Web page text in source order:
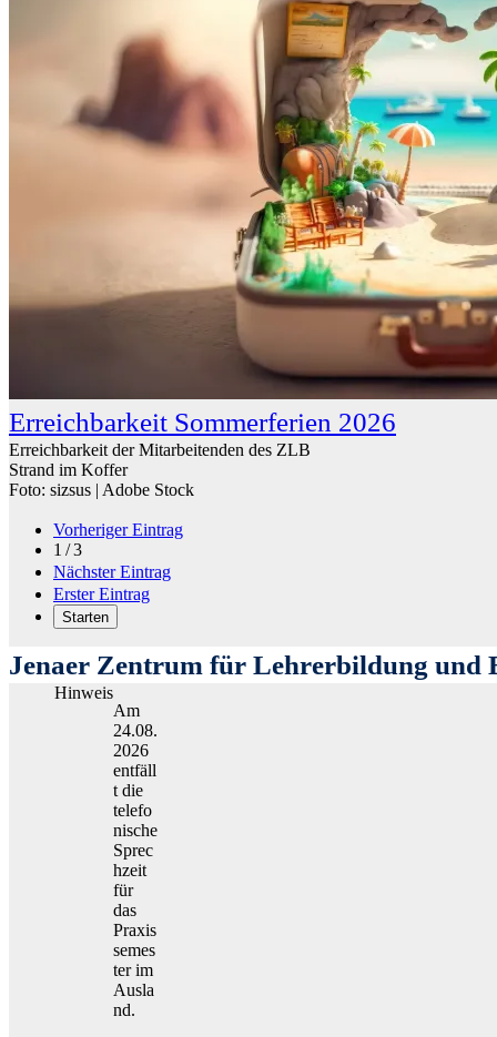
Erreichbarkeit Sommerferien 2026
Erreichbarkeit der Mitarbeitenden des ZLB
Strand im Koffer
Foto: sizsus | Adobe Stock
Vorheriger Eintrag
1 / 3
Nächster Eintrag
Erster Eintrag
Starten
Jenaer Zentrum für Lehrerbildung und
Hinweis
Am
24.08.
2026
entfäll
t die
telefo
nische
Sprec
hzeit
für
das
Praxis
semes
ter im
Ausla
nd.